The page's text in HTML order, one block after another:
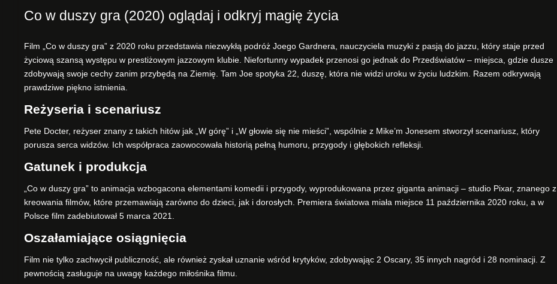
Co w duszy gra (2020) oglądaj i odkryj magię życia
Film „Co w duszy gra” z 2020 roku przedstawia niezwykłą podróż Joego Gardnera, nauczyciela muzyki z pasją do jazzu, który staje przed
życiową szansą występu w prestiżowym jazzowym klubie. Niefortunny wypadek przenosi go jednak do Przedświatów – miejsca, gdzie dusze
zdobywają swoje cechy zanim przybędą na Ziemię. Tam Joe spotyka 22, duszę, która nie widzi uroku w życiu ludzkim. Razem odkrywają
prawdziwe piękno istnienia.
Reżyseria i scenariusz
Pete Docter, reżyser znany z takich hitów jak „W górę” i „W głowie się nie mieści”, wspólnie z Mike’m Jonesem stworzył scenariusz, który
porusza serca widzów. Ich współpraca zaowocowała historią pełną humoru, przygody i głębokich refleksji.
Gatunek i produkcja
„Co w duszy gra” to animacja wzbogacona elementami komedii i przygody, wyprodukowana przez giganta animacji – studio Pixar, znanego z
kreowania filmów, które przemawiają zarówno do dzieci, jak i dorosłych. Premiera światowa miała miejsce 11 października 2020 roku, a w
Polsce film zadebiutował 5 marca 2021.
Oszałamiające osiągnięcia
Film nie tylko zachwycił publiczność, ale również zyskał uznanie wśród krytyków, zdobywając 2 Oscary, 35 innych nagród i 28 nominacji. Z
pewnością zasługuje na uwagę każdego miłośnika filmu.